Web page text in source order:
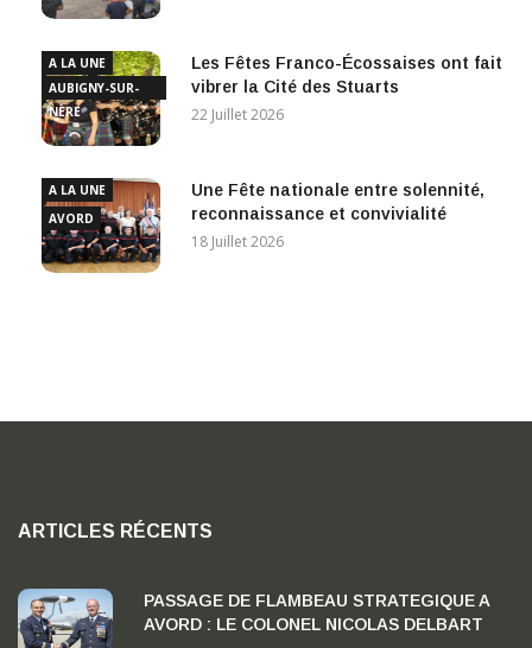
A LA UNE
AUBIGNY-SUR-
NÈRE
Les Fêtes Franco-Écossaises ont fait
vibrer la Cité des Stuarts
22 Juillet 2026
A LA UNE
AVORD
Une Fête nationale entre solennité,
reconnaissance et convivialité
18 Juillet 2026
ARTICLES RÉCENTS
PASSAGE DE FLAMBEAU STRATEGIQUE A
AVORD : LE COLONEL NICOLAS DELBART